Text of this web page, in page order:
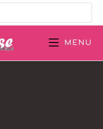
MENU